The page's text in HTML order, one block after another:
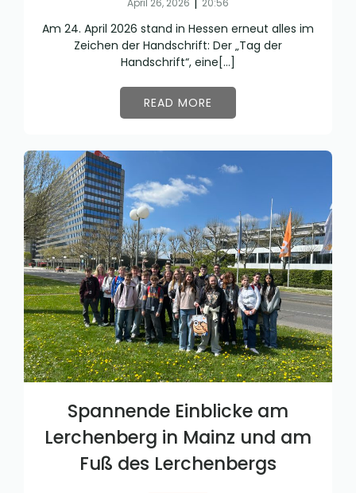
April 26, 2026 20:56
Am 24. April 2026 stand in Hessen erneut alles im
Zeichen der Handschrift: Der „Tag der
Handschrift“, eine[…]
READ MORE
Spannende Einblicke am
Lerchenberg in Mainz und am
Fuß des Lerchenbergs